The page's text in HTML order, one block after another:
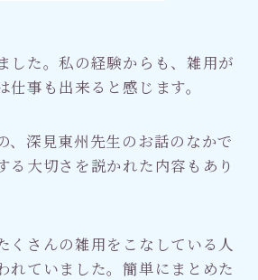
した。私の経験からも、雑用が
仕事も出来ると感じます。
、深見東州先生のお話のなかで
る大切さを説かれた内容もあり
くさんの雑用をこなしている人
れていました。簡単にまとめた